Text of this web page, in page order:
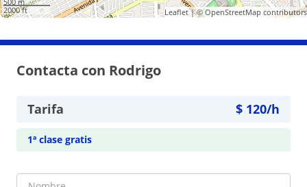
2000 ft
Leaflet| © OpenStreetMap contributors
Contacta con Rodrigo
Tarifa $ 120/h
1ª clase gratis